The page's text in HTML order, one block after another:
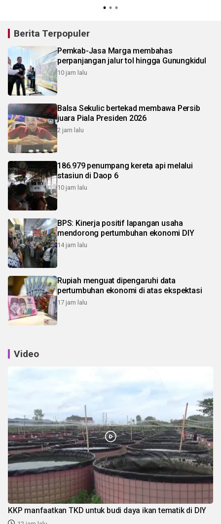
Berita Terpopuler
Pemkab-Jasa Marga membahas
perpanjangan jalur tol hingga Gunungkidul
10 jam lalu
Balsa Sekulic bertekad membawa Persib
juara Piala Presiden 2026
2 jam lalu
186.979 penumpang kereta api melalui
stasiun di Daop 6
10 jam lalu
BPS: Kinerja positif lapangan usaha
mendorong pertumbuhan ekonomi DIY
14 jam lalu
Rupiah menguat dipengaruhi data
pertumbuhan ekonomi di atas ekspektasi
17 jam lalu
Video
KKP manfaatkan TKD untuk budi daya ikan tematik di DIY